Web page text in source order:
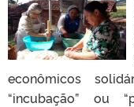
econômicos
“incubação” ou